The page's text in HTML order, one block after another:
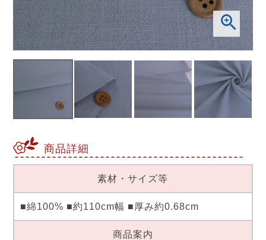
商品詳細
素材・サイズ等
■綿100% ■約110cm幅 ■厚み約0.68cm
商品案内